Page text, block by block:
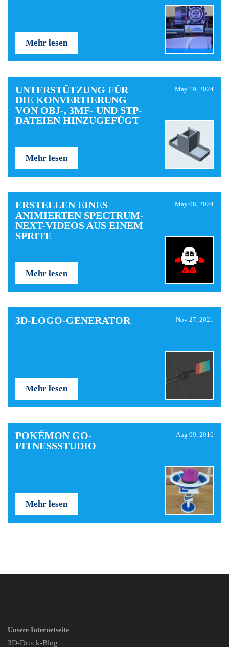
Mehr lesen
UNTERSTÜTZUNG FÜR
DIE KONVERTIERUNG
VON OBJ-, 3MF- UND STP-
DATEIEN HINZUGEFÜGT
May 19, 2024
Mehr lesen
ERSTELLEN EINES
ANIMIERTEN SPECTRUM-
NEXT-VIDEOS AUS EINEM
SPRITE
May 08, 2024
Mehr lesen
3D-LOGO-GENERATOR Nov 27, 2021
Mehr lesen
POKÉMON GO-
FITNESSSTUDIO
Aug 09, 2016
Mehr lesen
Unsere Internetseite
3D-Druck-Blog